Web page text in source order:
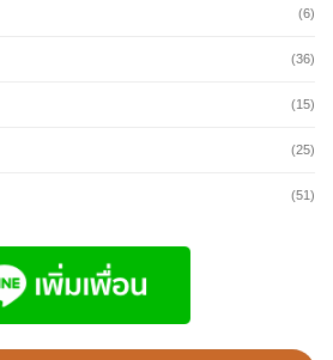
(6)
(36)
(15)
(25)
(51)